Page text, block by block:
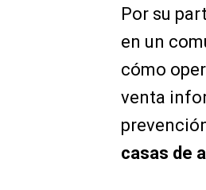
Por su
en un
cómo
venta
casas de